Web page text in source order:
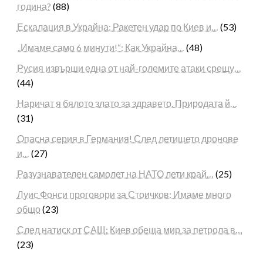
година? (88)
Ескалация в Украйна: Ракетен удар по Киев и… (53)
„Имаме само 6 минути!“: Как Украйна… (48)
Русия извърши една от най-големите атаки срещу…
(44)
Наричат я бялото злато за здравето. Природата й…
(31)
Опасна серия в Германия! След летището дронове
и… (27)
Разузнавателен самолет на НАТО лети край… (25)
Луис Фонси проговори за Стоичков: Имаме много
общо (23)
След натиск от САЩ: Киев обеща мир за петрола в…
(23)